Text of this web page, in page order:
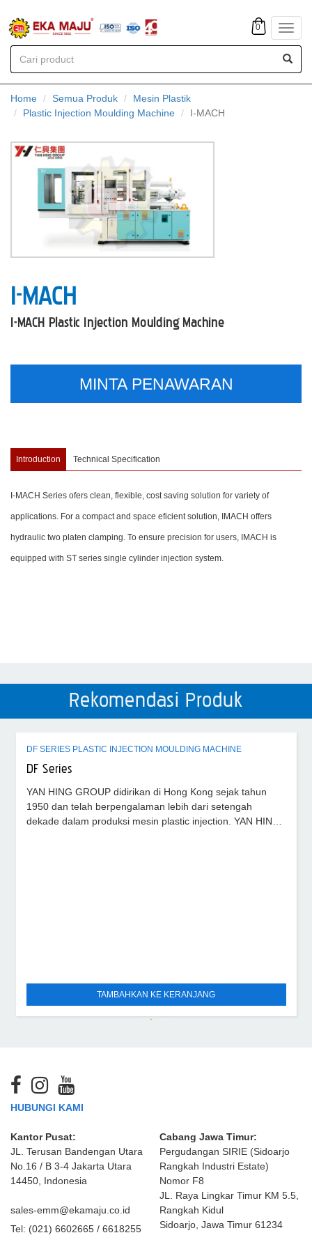
0
Home Semua Produk
Mesin Plastik
Plastic Injection Moulding Machine
I-MACH
I-MACH
I-MACH Plastic Injection Moulding Machine
MINTA PENAWARAN
Introduction Technical Specification
I-MACH Series ofers clean, flexible, cost saving solution for variety of
applications. For a compact and space eficient solution, IMACH offers
hydraulic two platen clamping. To ensure precision for users, IMACH is
equipped with ST series single cylinder injection system.
Rekomendasi Produk
DF SERIES PLASTIC INJECTION MOULDING MACHINE
DF Series
YAN HING GROUP didirikan di Hong Kong sejak tahun
1950 dan telah berpengalaman lebih dari setengah
dekade dalam produksi mesin plastic injection. YAN HING
TAMBAHKAN KE KERANJANG
HUBUNGI KAMI
Kantor Pusat:
JL. Terusan Bandengan Utara
No.16 / B 3-4 Jakarta Utara
14450, Indonesia
sales-emm@ekamaju.co.id
Tel: (021) 6602665 / 6618255
Cabang Jawa Timur:
Pergudangan SIRIE (Sidoarjo
Rangkah Industri Estate)
Nomor F8
JL. Raya Lingkar Timur KM 5.5,
Rangkah Kidul
Sidoarjo, Jawa Timur 61234